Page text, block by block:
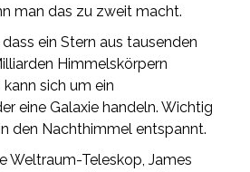
man das zu zweit macht.
ein Stern aus tausenden
Himmelskörpern
sich um ein
eine Galaxie handeln. Wichtig
den Nachthimmel entspannt.
Weltraum-Teleskop, James